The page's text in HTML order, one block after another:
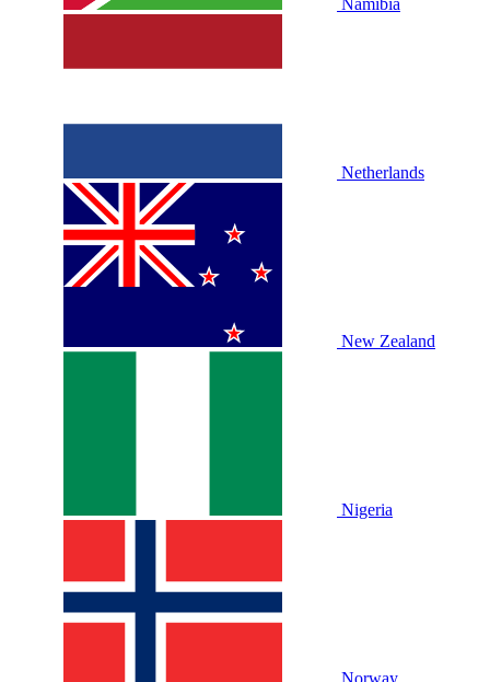
Namibia
Netherlands
New Zealand
Nigeria
Norway